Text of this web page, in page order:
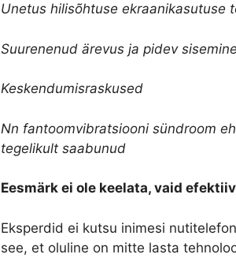
Unetus hilisõhtuse ekraanikasutuse
Suurenenud ärevus ja pidev
Keskendumisraskused
Nn fantoomvibratsiooni sündroom
tegelikult saabunud
Eesmärk ei ole keelata, vaid
Eksperdid ei kutsu inimesi
see, et oluline on mitte lasta